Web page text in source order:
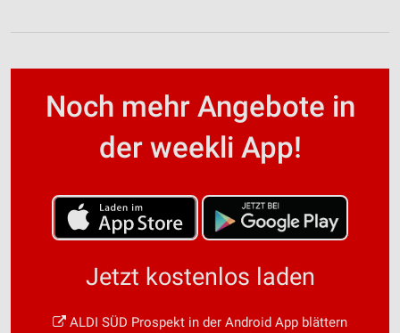
Noch mehr Angebote in
der weekli App!
Jetzt kostenlos laden
ALDI SÜD Prospekt in der Android App blättern